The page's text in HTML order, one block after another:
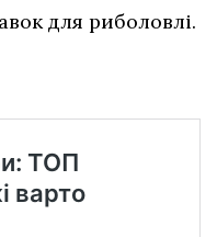
для риболовлі.